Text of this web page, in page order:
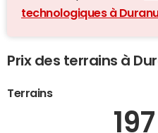
technologiques à
Prix des terrains à
Terrains
197